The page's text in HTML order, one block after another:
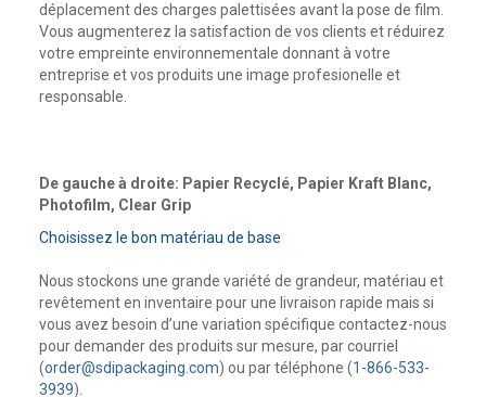
déplacement des charges palettisées avant la pose de film.
Vous augmenterez la satisfaction de vos clients et réduirez
votre empreinte environnementale donnant à votre
entreprise et vos produits une image profesionelle et
responsable.
De gauche à droite: Papier Recyclé, Papier Kraft Blanc,
Photofilm, Clear Grip
Choisissez le bon matériau de base
Nous stockons une grande variété de grandeur, matériau et
revêtement en inventaire pour une livraison rapide mais si
vous avez besoin d’une variation spécifique contactez-nous
pour demander des produits sur mesure, par courriel
(order@sdipackaging.com) ou par téléphone (1-866-533-
3939).